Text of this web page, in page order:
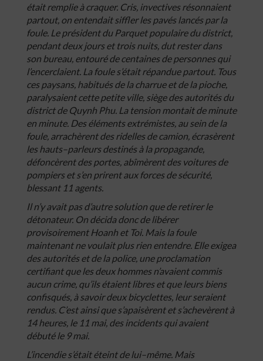
étaitremplieàcraquer. Cris, invectivesrésonnaient
partout, on entendaitsifflerlespavés lancésparla
foule. Leprésidentdu Parquetpopulairedudistrict,
pendantdeux jourset troisnuits, dutresterdans
son bureau, entourédecentainesdepersonnesqui
l’encerclaient. La foules’étaitrépanduepartout. Tous
cespaysans, habituésde lacharrueetde lapioche,
paralysaientcettepetite ville, siègedesautoritésdu
districtde Quynh Phu. La tension montaitdeminute
en minute. Desélémentsextrémistes, ausein de la
foule, arrachèrentdesridellesdecamion, écrasèrent
leshauts–parleursdestinésà lapropagande,
défoncèrentdesportes, abîmèrentdes voituresde
pompiersets’en prirentaux forcesdesécurité,
blessant 11 agents.
Iln’yavaitpasd’autresolution quederetirerle
détonateur. On décidadoncde libérer
provisoirement Hoanh et Toi. Mais la foule
maintenantne voulaitplusrien entendre. Elleexigea
desautoritésetde lapolice, uneproclamation
certifiantque lesdeuxhommesn’avaientcommis
aucun crime, qu’ilsétaient libresetque leursbiens
confisqués, àsavoirdeuxbicyclettes, leurseraient
rendus. C’estainsiques’apaisèrentets’achevèrentà
14heures, le 11 mai, des incidentsquiavaient
débuté le 9mai.
L’incendies’étaitéteintde lui–même. Mais